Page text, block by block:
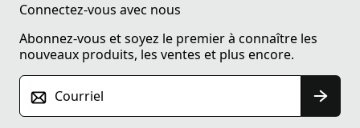
Connectez-vous avec nous
Abonnez-vous et soyez le premier à connaître les
nouveaux produits, les ventes et plus encore.
Courriel